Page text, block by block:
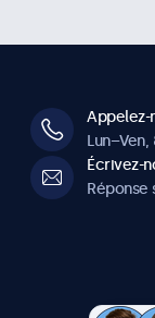
Appelez-
Écrivez-
Réponse